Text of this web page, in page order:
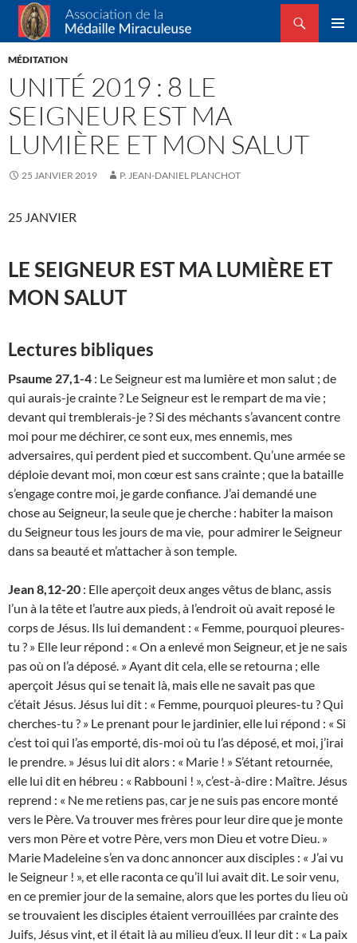
Association de la Médaille Miraculeuse
Recherche
ALLER
AU
MÉDITATION
UNITÉ 2019 : 8 LE
SEIGNEUR EST MA
LUMIÈRE ET MON SALUT
25 JANVIER 2019 P. JEAN-DANIEL PLANCHOT
25 JANVIER
LE SEIGNEUR EST MA LUMIÈRE ET
MON SALUT
Lectures bibliques
Psaume 27,1-4 : Le Seigneur est ma lumière et mon salut ; de
qui aurais-je crainte ? Le Seigneur est le rempart de ma vie ;
devant qui tremblerais-je ? Si des méchants s’avancent contre
moi pour me déchirer, ce sont eux, mes ennemis, mes
adversaires, qui perdent pied et succombent. Qu’une armée se
déploie devant moi, mon cœur est sans crainte ; que la bataille
s’engage contre moi, je garde confiance. J’ai demandé une
chose au Seigneur, la seule que je cherche : habiter la maison
du Seigneur tous les jours de ma vie, pour admirer le Seigneur
dans sa beauté et m’attacher à son temple.
Jean 8,12-20 : Elle aperçoit deux anges vêtus de blanc, assis
l’un à la tête et l’autre aux pieds, à l’endroit où avait reposé le
corps de Jésus. Ils lui demandent : « Femme, pourquoi pleures-
tu ? » Elle leur répond : « On a enlevé mon Seigneur, et je ne sais
pas où on l’a déposé. » Ayant dit cela, elle se retourna ; elle
aperçoit Jésus qui se tenait là, mais elle ne savait pas que
c’était Jésus. Jésus lui dit : « Femme, pourquoi pleures-tu ? Qui
cherches-tu ? » Le prenant pour le jardinier, elle lui répond : « Si
c’est toi qui l’as emporté, dis-moi où tu l’as déposé, et moi, j’irai
le prendre. » Jésus lui dit alors : « Marie ! » S’étant retournée,
elle lui dit en hébreu : « Rabbouni ! », c’est-à-dire : Maître. Jésus
reprend : « Ne me retiens pas, car je ne suis pas encore monté
vers le Père. Va trouver mes frères pour leur dire que je monte
vers mon Père et votre Père, vers mon Dieu et votre Dieu. »
Marie Madeleine s’en va donc annoncer aux disciples : « J’ai vu
le Seigneur ! », et elle raconta ce qu’il lui avait dit. Le soir venu,
en ce premier jour de la semaine, alors que les portes du lieu où
se trouvaient les disciples étaient verrouillées par crainte des
Juifs, Jésus vint, et il était là au milieu d’eux. Il leur dit : « La paix